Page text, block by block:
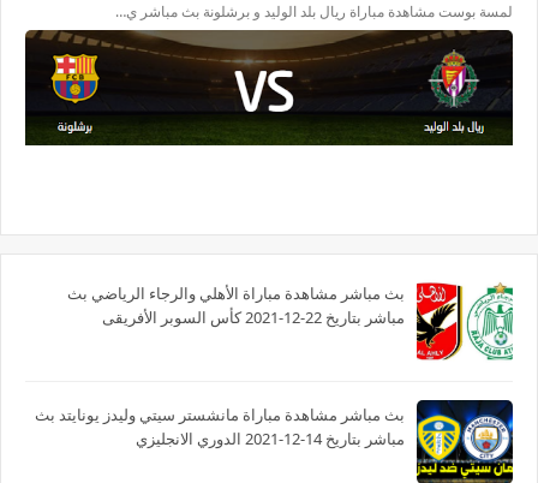
لمسة بوست مشاهدة مباراة ريال بلد الوليد و برشلونة بث مباشر ي…
بث مباشر مشاهدة مباراة الأهلي والرجاء الرياضي بث
مباشر بتاريخ 22-12-2021 كأس السوبر الأفريقى
بث مباشر مشاهدة مباراة مانشستر سيتي وليدز يونايتد بث
مباشر بتاريخ 14-12-2021 الدوري الانجليزي